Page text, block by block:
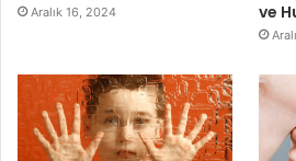
Aralık 16, 2024
ve